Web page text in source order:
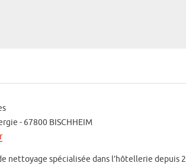
- 67800 BISCHHEIM
nettoyage spécialisée dans l’hôtellerie depuis